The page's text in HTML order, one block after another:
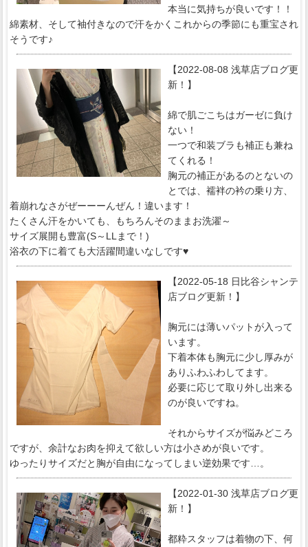
本当に気持ちが良いです！！
綿素材、そして袖付きなので汗をかくこれからの季節にも重宝され
そうです♪
【2022-08-08 浅草店ブログ更
新！】
綿で肌ごこちはガーゼに負け
ない！
一つで和装ブラも補正も兼ね
てくれる！
胸元の補正があるのとないの
とでは、襦袢の衿の乗り方、
着崩れなさがぜーーーんぜん！違います！
たくさん汗をかいても、もちろんそのままお洗濯～
サイズ展開も豊富(S～LLまで！)
浴衣の下に着ても大活躍間違いなしです♥
【2022-05-18 日比谷シャンテ
店ブログ更新！】
胸元には薄いパットが入って
います。
下着本体も胸元に少し厚みが
ありふわふわしてます。
必要に応じて取り外し出来る
のが良いですね。
それからサイズが悩みどころ
ですが、余計なお肉を抑えて欲しい方は小さめが良いです。
ゆったりサイズだと胸が自由になってしまい逆効果です…。
【2022-01-30 浅草店ブログ更
新！】
都粋スタッフは着物の下、何